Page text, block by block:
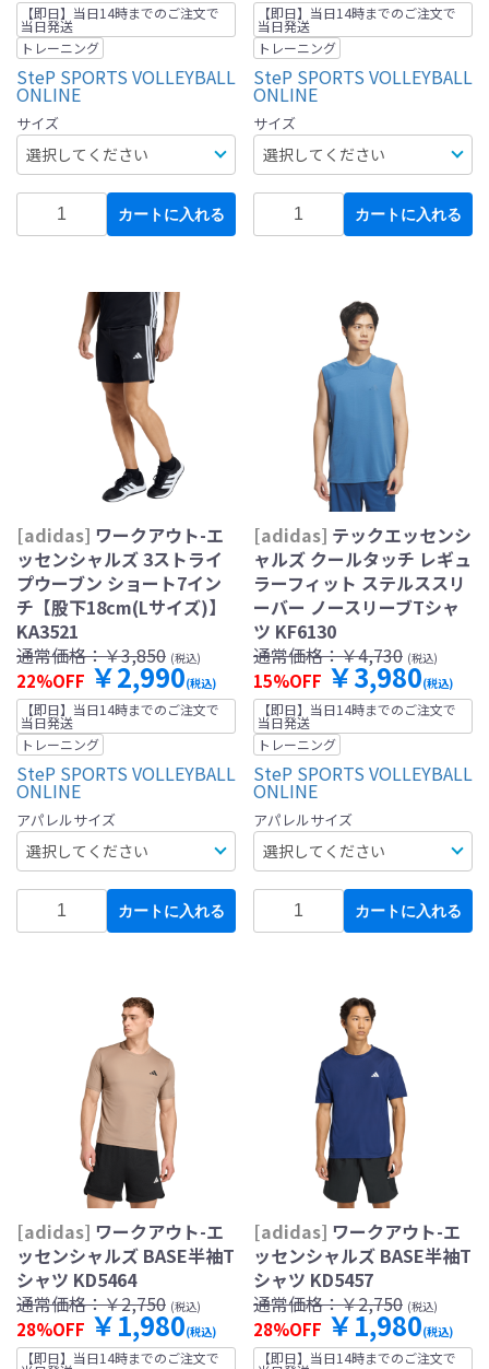
【即日】当日14時までのご注文で
当日発送
トレーニング
SteP SPORTS VOLLEYBALL
ONLINE
サイズ
カートに入れる
【即日】当日14時までのご注文で
当日発送
トレーニング
SteP SPORTS VOLLEYBALL
ONLINE
サイズ
カートに入れる
[adidas] ワークアウト-エ
ッセンシャルズ 3ストライ
プウーブン ショート7イン
チ【股下18cm(Lサイズ)】
KA3521
通常価格：￥3,850 (税込)
22%OFF ￥2,990(税込)
【即日】当日14時までのご注文で
当日発送
トレーニング
SteP SPORTS VOLLEYBALL
ONLINE
アパレルサイズ
カートに入れる
[adidas] テックエッセンシ
ャルズ クールタッチ レギュ
ラーフィット ステルススリ
ーバー ノースリーブTシャ
ツ KF6130
通常価格：￥4,730 (税込)
15%OFF ￥3,980(税込)
【即日】当日14時までのご注文で
当日発送
トレーニング
SteP SPORTS VOLLEYBALL
ONLINE
アパレルサイズ
カートに入れる
[adidas] ワークアウト-エ
ッセンシャルズ BASE半袖T
シャツ KD5464
通常価格：￥2,750 (税込)
28%OFF ￥1,980(税込)
【即日】当日14時までのご注文で
[adidas] ワークアウト-エ
ッセンシャルズ BASE半袖T
シャツ KD5457
通常価格：￥2,750 (税込)
28%OFF ￥1,980(税込)
【即日】当日14時までのご注文で